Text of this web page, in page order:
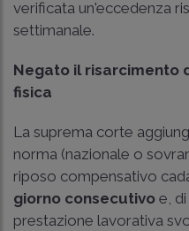
verificata un'eccedenza
settimanale.
Negato il risarcimento
fisica
La suprema corte
norma (nazionale o
riposo compensativo
giorno consecutivo e,
prestazione lavorativa